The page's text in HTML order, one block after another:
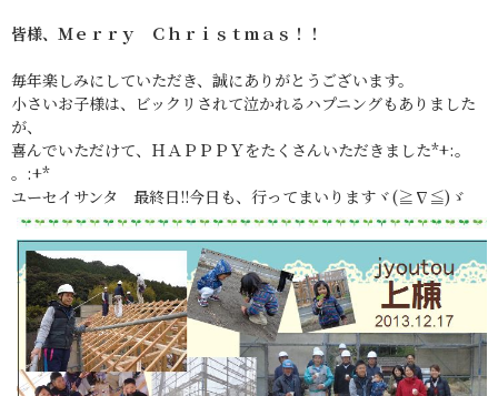
皆様、Ｍｅｒｒｙ Ｃｈｒｉｓｔｍａｓ！！
毎年楽しみにしていただき、誠にありがとうございます。
小さいお子様は、ビックリされて泣かれるハプニングもありました
が、
喜んでいただけて、ＨＡＰＰＰＹをたくさんいただきました*+:。
。:+*
ユーセイサンタ 最終日!!今日も、行ってまいりますヾ(≧∇≦)ゞ